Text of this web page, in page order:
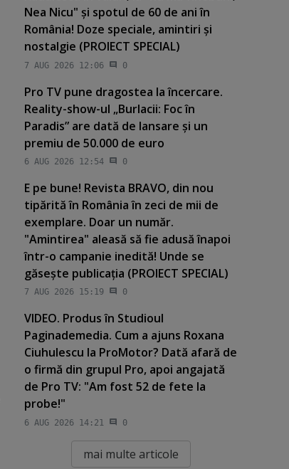
Nea Nicu" şi spotul de 60 de ani în
România! Doze speciale, amintiri şi
nostalgie (PROIECT SPECIAL)
7 AUG 2026 12:06 0
Pro TV pune dragostea la încercare.
Reality-show-ul „Burlacii: Foc în
Paradis” are dată de lansare şi un
premiu de 50.000 de euro
6 AUG 2026 12:54 0
E pe bune! Revista BRAVO, din nou
tipărită în România în zeci de mii de
exemplare. Doar un număr.
"Amintirea" aleasă să fie adusă înapoi
într-o campanie inedită! Unde se
găseşte publicaţia (PROIECT SPECIAL)
7 AUG 2026 15:19 0
VIDEO. Produs în Studioul
Paginademedia. Cum a ajuns Roxana
Ciuhulescu la ProMotor? Dată afară de
o firmă din grupul Pro, apoi angajată
de Pro TV: "Am fost 52 de fete la
probe!"
6 AUG 2026 14:21 0
mai multe articole